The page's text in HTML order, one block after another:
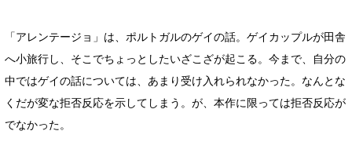
「アレンテージョ」は、ポルトガルのゲイの話。ゲイカップルが田舎
へ小旅行し、そこでちょっとしたいざこざが起こる。今まで、自分の
中ではゲイの話については、あまり受け入れられなかった。なんとな
くだが変な拒否反応を示してしまう。が、本作に限っては拒否反応が
でなかった。